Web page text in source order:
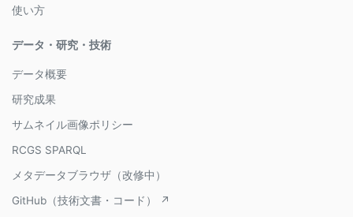
使い方
データ・研究・技術
データ概要
研究成果
サムネイル画像ポリシー
RCGS SPARQL
メタデータブラウザ（改修中）
GitHub（技術文書・コード） ↗